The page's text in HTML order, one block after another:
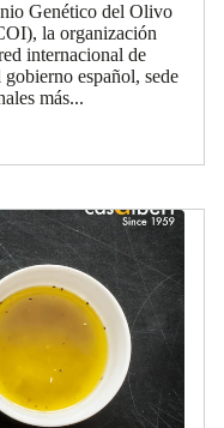
Genético del Olivo
la organización
internacional de
español, sede
más...